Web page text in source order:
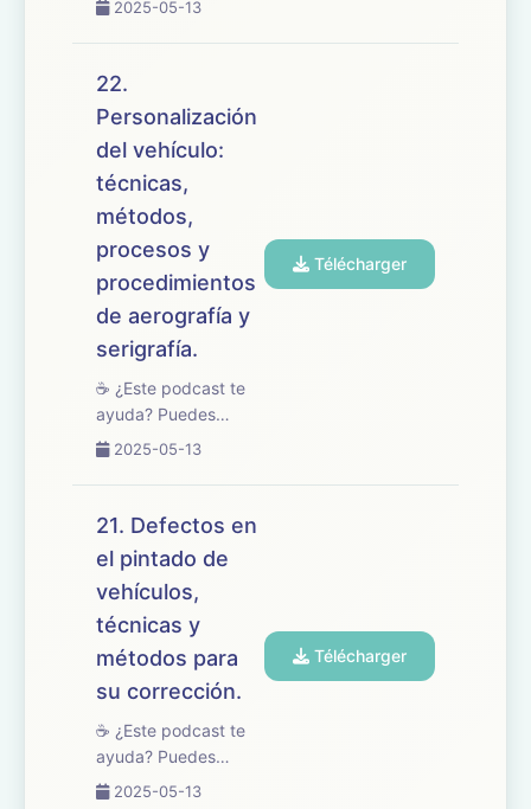
🎧 En este episodio
repasamos el tema
oposiciones de
Mantenimiento de
Vehículos, dedicado
a la valoración ...
2025-05-13
22.
Personalización
del vehículo:
técnicas,
métodos,
procesos y
procedimientos
de aerografía y
serigrafía.
☕ ¿Este podcast te
ayuda? Puedes
apoyarlo en
🎧 En este episodio
abordamos el tema
oposiciones de
Mantenimiento de
Vehículos, centrado
en la personaliz...
2025-05-13
Télécharger
21. Defectos en
el pintado de
vehículos,
técnicas y
métodos para
su corrección.
☕ ¿Este podcast te
ayuda? Puedes
apoyarlo en
2025-05-13
Télécharger